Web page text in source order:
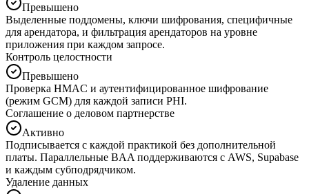
Превышено
Выделенные поддомены, ключи шифрования, специфичные
для арендатора, и фильтрация арендаторов на уровне
приложения при каждом запросе.
Контроль целостности
Превышено
Проверка HMAC и аутентифицированное шифрование
(режим GCM) для каждой записи PHI.
Соглашение о деловом партнерстве
Активно
Подписывается с каждой практикой без дополнительной
платы. Параллельные BAA поддерживаются с AWS, Supabase
и каждым субподрядчиком.
Удаление данных